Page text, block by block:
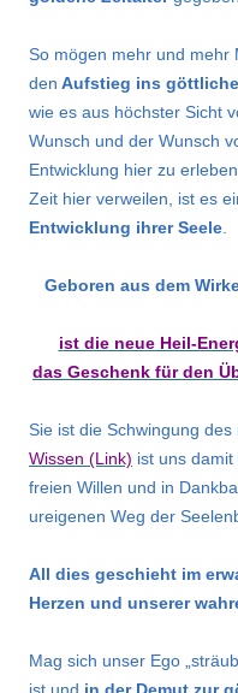
So mögen mehr und mehr
den Aufstieg ins
wie es aus höchster Sicht
Wunsch und der Wunsch
Entwicklung hier zu
Zeit hier verweilen, ist es
Entwicklung ihrer Seele
Geboren aus dem
ist die neue Heil-
das Geschenk für den
Sie ist die Schwingung
Wissen (Link) ist uns
freien Willen und in
ureigenen Weg der
All dies geschieht im
Herzen und unserer
Mag sich unser Ego